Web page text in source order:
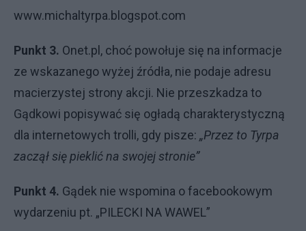
www.michaltyrpa.blogspot.com
Punkt 3. Onet.pl, choć powołuje się na informacje
ze wskazanego wyżej źródła, nie podaje adresu
macierzystej strony akcji. Nie przeszkadza to
Gądkowi popisywać się ogładą charakterystyczną
dla internetowych trolli, gdy pisze: „Przez to Tyrpa
zaczął się pieklić na swojej stronie”
Punkt 4. Gądek nie wspomina o facebookowym
wydarzeniu pt. „PILECKI NA WAWEL”